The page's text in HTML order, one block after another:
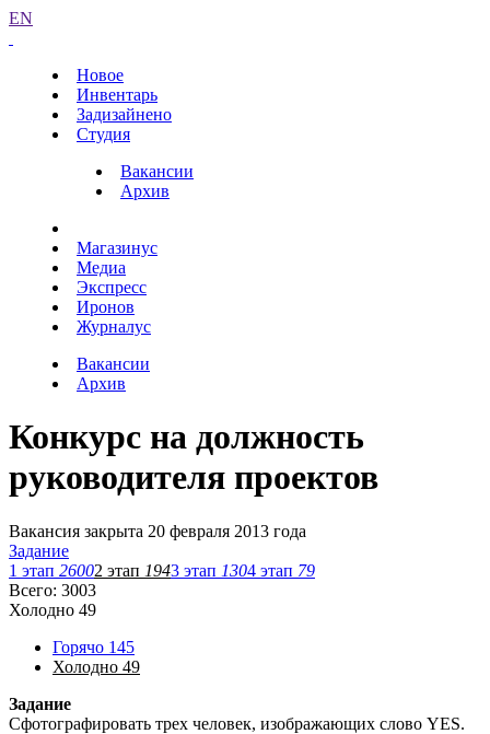
EN
Новое
Инвентарь
Задизайнено
Студия
Вакансии
Архив
Магазинус
Медиа
Экспресс
Иронов
Журналус
Вакансии
Архив
Конкурс на должность
руководителя проектов
Вакансия закрыта 20 февраля 2013 года
Задание
1 этап 26002 этап 1943 этап 1304 этап 79
Всего: 3003
Холодно 49
Горячо 145
Холодно 49
Задание
Сфотографировать трех человек, изображающих слово YES.